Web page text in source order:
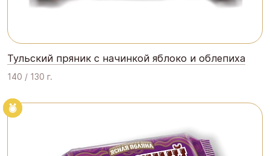
Тульский пряник с начинкой яблоко и облепиха
140 / 130 г.